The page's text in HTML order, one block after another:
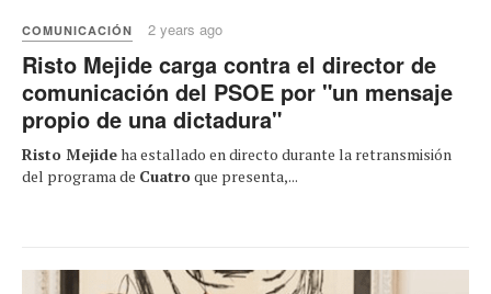
COMUNICACIÓN 2 years ago
Risto Mejide carga contra el director de
comunicación del PSOE por "un mensaje
propio de una dictadura"
Risto Mejideha estallado en directo durante la retransmisión
del programa de Cuatroque presenta,...